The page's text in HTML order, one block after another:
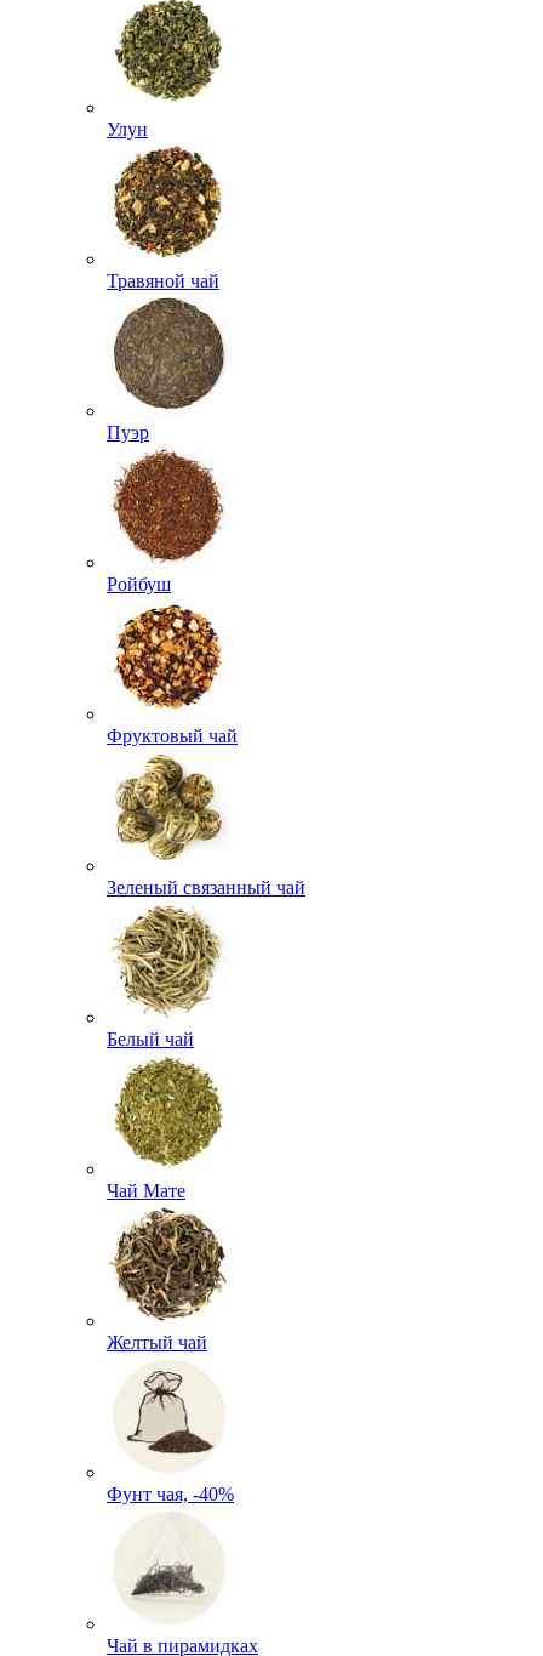
Улун
Травяной чай
Пуэр
Ройбуш
Фруктовый чай
Зеленый связанный чай
Белый чай
Чай Мате
Желтый чай
Фунт чая, -40%
Чай в пирамидках